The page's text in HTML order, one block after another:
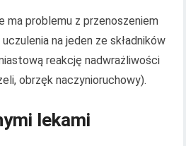
ma problemu z przenoszeniem
na jeden ze składników
reakcję nadwrażliwości
obrzęk naczynioruchowy).
lekami